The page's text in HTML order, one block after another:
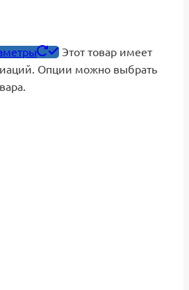
Этот товар имеет
Опции можно выбрать